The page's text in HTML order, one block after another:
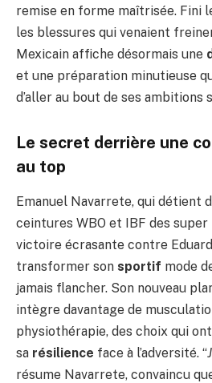
remise en forme maîtrisée. Fini
les blessures qui venaient
Mexicain affiche désormais une
et une préparation minutieuse
d’aller au bout de ses ambitions
Le secret derrière une
au top
Emanuel Navarrete, qui détient
ceintures WBO et IBF des
victoire écrasante contre
transformer son sportif mode
jamais flancher. Son nouveau
intègre davantage de
physiothérapie, des choix qui
sa résilience face à l’adversité. “
résume Navarrete, convaincu